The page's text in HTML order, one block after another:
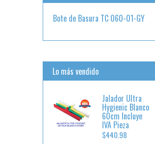
Bote de Basura TC 060-01-GY
Lo más vendido
Jalador Ultra
Hygienic Blanco
60cm Incluye
IVA Pieza
$440.98